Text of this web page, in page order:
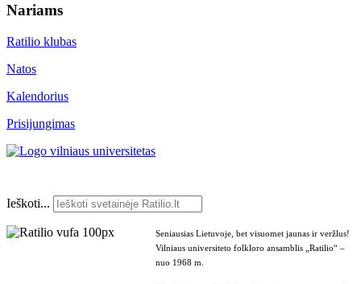
Nariams
Ratilio klubas
Natos
Kalendorius
Prisijungimas
Ieškoti...
Seniausias Lietuvoje, bet visuomet jaunas ir veržlus!
Vilniaus universiteto folkloro ansamblis „Ratilio“ –
nuo 1968 m.